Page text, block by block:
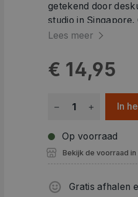
getekend door
studio in
Lees meer
€ 14,95
In
Op voorraad
Bekijk de voorraad
Gratis afhalen